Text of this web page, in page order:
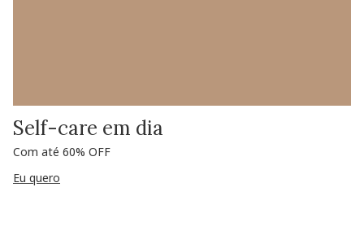
Self-care em dia
Com até 60% OFF
Eu quero